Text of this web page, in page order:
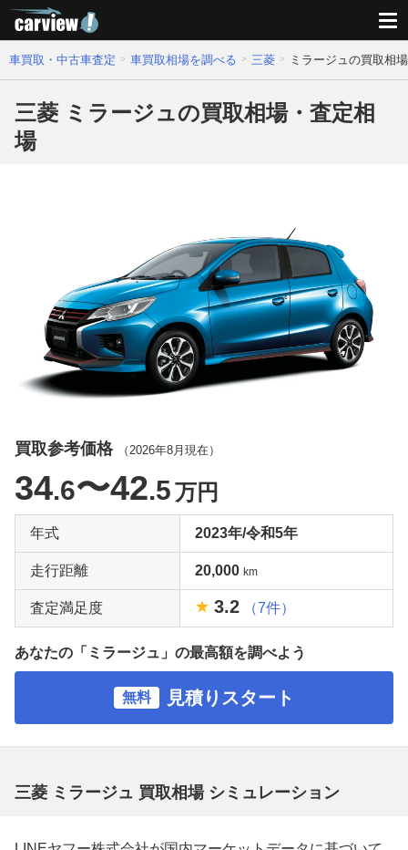
車買取・中古車査定 車買取相場を調べる 三菱 ミラージュの買取相
三菱 ミラージュの買取相場・査定相
場
買取参考価格 （ 2026年8月 現在）
34.6〜42.5万円
年式 2023年/令和5年
走行距離 20,000 km
査定満足度 3.2 （7件）
あなたの「ミラージュ」の最高額を調べよう
無料 見積りスタート
三菱 ミラージュ 買取相場 シミュレーション